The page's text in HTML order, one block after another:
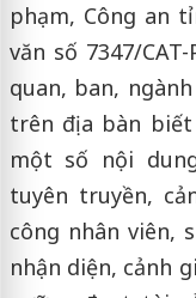
phạm, Công an
văn số 7347/
quan, ban,
trên địa bàn
một số nội
tuyên truyền,
công nhân viên,
nhận diện, cảnh